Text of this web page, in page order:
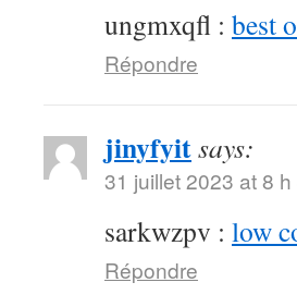
ungmxqfl : best
Répondre
jinyfyitsays:
31 juillet 2023 at 8
sarkwzpv : low
Répondre